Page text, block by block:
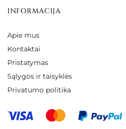
INFORMACIJA
Apie mus
Kontaktai
Pristatymas
Sąlygos ir taisyklės
Privatumo politika